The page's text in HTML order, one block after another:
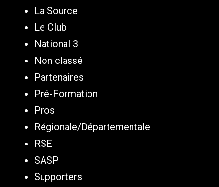
La Source
Le Club
National 3
Non classé
Partenaires
Pré-Formation
Pros
Régionale/Départementale
RSE
SASP
Supporters